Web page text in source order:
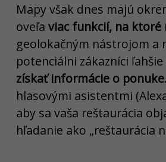
Mapy však dnes majú
oveľa viac funkcií, na
geolokačným nástrojom a
potenciálni zákazníci
získať informácie o ponuke
hlasovými asistentmi
aby sa vaša reštaurácia
hľadanie ako „reštaurácia